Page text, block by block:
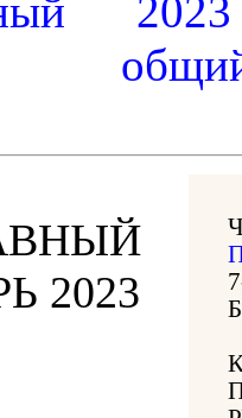
2023